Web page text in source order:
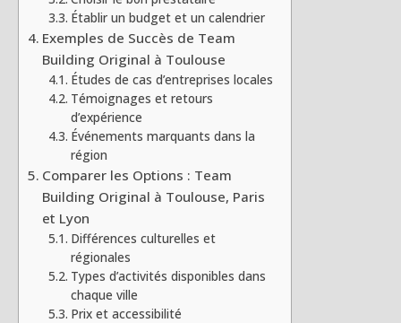
Établir un budget et un calendrier
Exemples de Succès de Team
Building Original à Toulouse
Études de cas d’entreprises locales
Témoignages et retours
d’expérience
Événements marquants dans la
région
Comparer les Options : Team
Building Original à Toulouse, Paris
et Lyon
Différences culturelles et
régionales
Types d’activités disponibles dans
chaque ville
Prix et accessibilité